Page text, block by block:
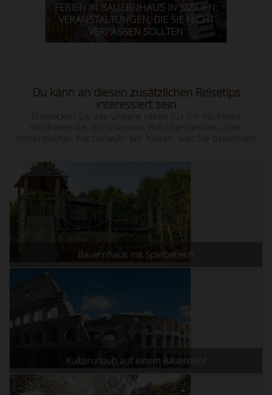
FERIEN IN BAUERNHAUS IN SIZILIEN:
VERANSTALTUNGEN, DIE SIE NICHT
VERPASSEN SOLLTEN
Du kann an diesen zusätzlichen Reisetips
interessiert sein
Entdecken Sie alle unsere Ideen für Ihr nächstes
Wochenende: Entspannen, mit abendessen, oder
romantischer Kurzurlaub: Wir haben, was Sie brauchen!
Bauernhaus mit Spielbereich
Kultururlaub auf einem Bauernhof